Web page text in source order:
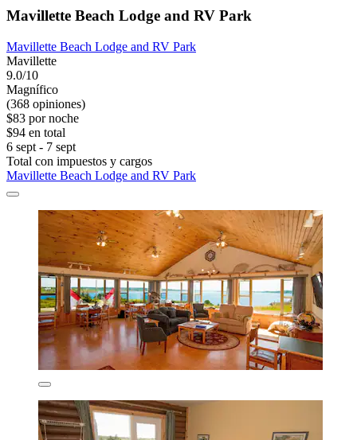
Mavillette Beach Lodge and RV Park
Mavillette Beach Lodge and RV Park
Mavillette
9.0/10
Magnífico
(368 opiniones)
$83 por noche
$94 en total
6 sept - 7 sept
Total con impuestos y cargos
Mavillette Beach Lodge and RV Park